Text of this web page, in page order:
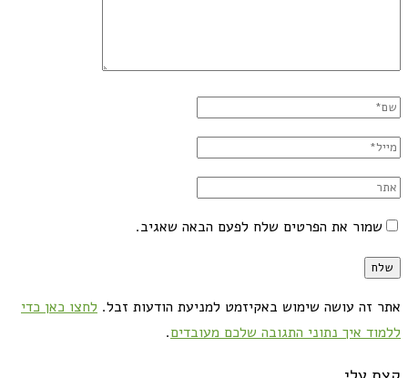
שמור את הפרטים שלח לפעם הבאה שאגיב.
אתר זה עושה שימוש באקיזמט למניעת הודעות זבל. לחצו כאן כדי
ללמוד איך נתוני התגובה שלכם מעובדים.